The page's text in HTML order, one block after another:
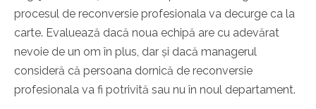
procesul de reconversie profesionala va decurge ca la
carte. Evaluează dacă noua echipă are cu adevărat
nevoie de un om în plus, dar și dacă managerul
consideră că persoana dornică de reconversie
profesionala va fi potrivită sau nu în noul departament.